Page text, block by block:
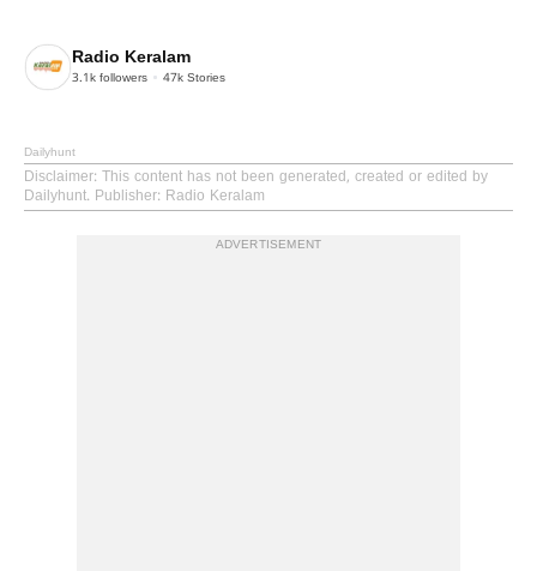
Radio Keralam
3.1k followers 47k Stories
Dailyhunt
Disclaimer: This content has not been generated, created or edited by
Dailyhunt. Publisher: Radio Keralam
ADVERTISEMENT